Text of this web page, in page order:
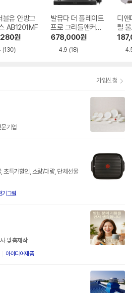
블유 안방그
AB1201MF
원
(130)
발뮤다 더 플레이트
프로 그리들앤커버
포함
678,000원
4.9 (18)
디앤
릴
MF
가입신청
기업
초특가할인, 소량/대량, 단체선물
기그릴
맞춤제작
아이디어제품